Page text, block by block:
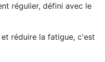
régulier, défini avec le
réduire la fatigue, c'est